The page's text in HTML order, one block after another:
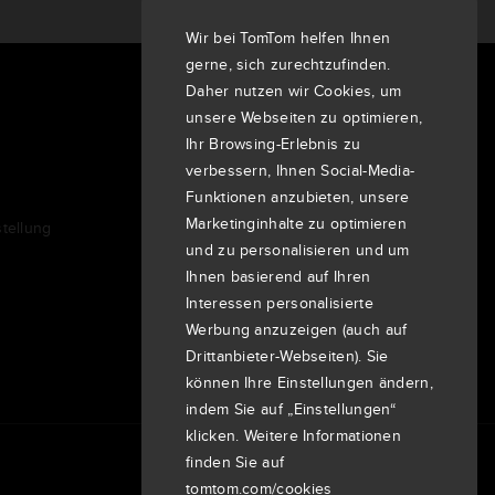
Unternehmen
Kunden
Newsroom
Veranstaltungen
Pressemitteilungen
Investoren
7th item
Routing
9th item of footer
Wir bei TomTom helfen Ihnen
gerne, sich zurechtzufinden.
Daher nutzen wir Cookies, um
unsere Webseiten zu optimieren,
Ihr Browsing-Erlebnis zu
verbessern, Ihnen Social-Media-
Funktionen anzubieten, unsere
Marketinginhalte zu optimieren
und zu personalisieren und um
Ihnen basierend auf Ihren
Interessen personalisierte
Werbung anzuzeigen (auch auf
Drittanbieter-Webseiten). Sie
können Ihre Einstellungen ändern,
indem Sie auf „Einstellungen“
klicken. Weitere Informationen
finden Sie auf
tomtom.com/cookies